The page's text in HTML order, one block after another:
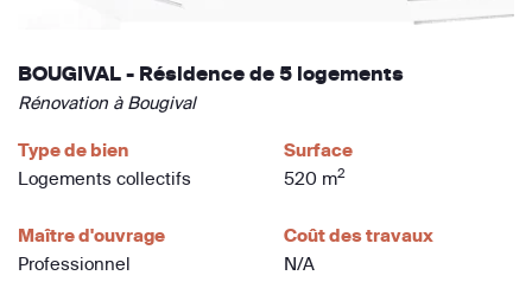
BOUGIVAL - Résidence de 5 logements
Rénovation à Bougival
Type de bien
Logements collectifs
Surface
520 m2
Maître d'ouvrage
Professionnel
Coût des travaux
N/A